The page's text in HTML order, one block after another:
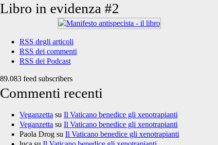
Libro in evidenza #2
RSS degli articoli
RSS dei commenti
RSS dei Podcast
89.083 feed subscribers
Commenti recenti
Veganzetta su Il Vaticano benedice gli xenotrapianti
Veganzetta su Il Vaticano benedice gli xenotrapianti
Paola Drog su Il Vaticano benedice gli xenotrapianti